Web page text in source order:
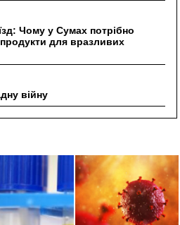
Чому у Сумах потрібно
для вразливих
війну